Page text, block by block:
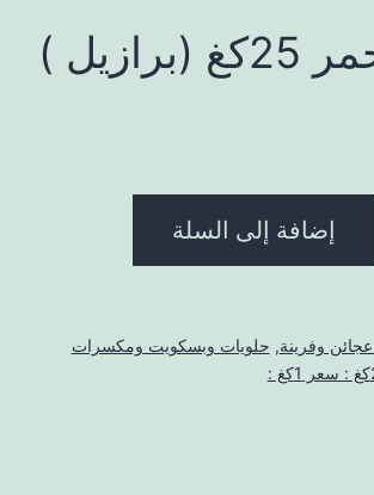
)
إضافة إلى السلة
وفرينة, حلويات وبسكويت ومكسرات